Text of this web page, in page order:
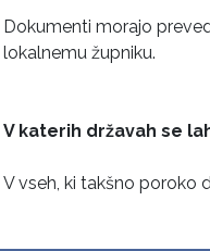
Dokumenti morajo
lokalnemu župniku.
V katerih državah se
V vseh, ki takšno poroko